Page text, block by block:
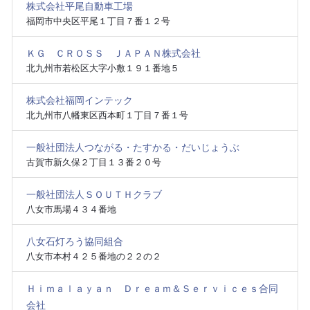
株式会社平尾自動車工場
福岡市中央区平尾１丁目７番１２号
ＫＧ ＣＲＯＳＳ ＪＡＰＡＮ株式会社
北九州市若松区大字小敷１９１番地５
株式会社福岡インテック
北九州市八幡東区西本町１丁目７番１号
一般社団法人つながる・たすかる・だいじょうぶ
古賀市新久保２丁目１３番２０号
一般社団法人ＳＯＵＴＨクラブ
八女市馬場４３４番地
八女石灯ろう協同組合
八女市本村４２５番地の２２の２
Ｈｉｍａｌａｙａｎ Ｄｒｅａｍ＆Ｓｅｒｖｉｃｅｓ合同
会社